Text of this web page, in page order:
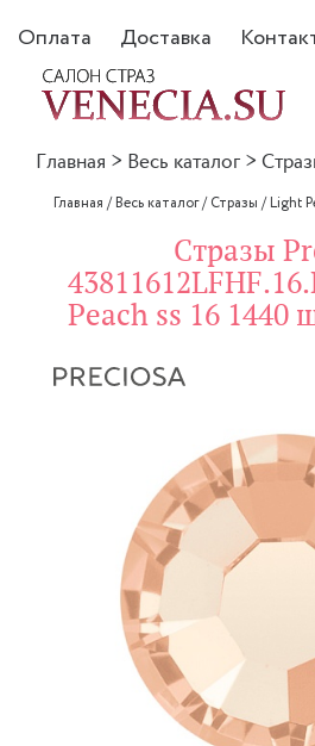
Оплата Доставка
Главная > Весь каталог >
Главная /Весь каталог/Стразы /Light
Стразы
Peach ss 16 1440